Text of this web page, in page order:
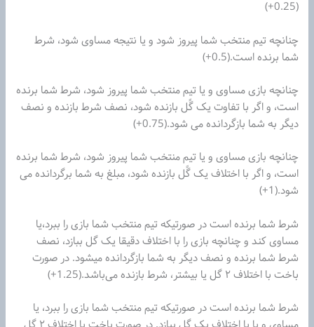
(0.25+)
چنانچه تیم‌ منتخب شما پیروز شود و یا نتیجه مساوی شود، شرط
شما برنده است.(0.5+)
چنانچه بازی مساوی و یا تیم‌ منتخب شما پیروز شود، شرط شما برنده
است، و اگر با تفاوت یک گًل بازنده شود، نصف شرط بازنده و نصف
دیگر به شما بازگردانده می شود.(0.75+)
چنانچه بازی مساوی و یا تیم‌ منتخب شما پیروز شود، شرط شما برنده
است، و اگر با اختلاف یک گًل بازنده شود، مبلغ به شما برگردانده می
شود.(1+)
شرط شما برنده است در صورتیکه تیم منتخب شما بازی را ببرد،یا
مساوی کند و چنانچه بازی را با اختلاف دقیقا یک گل ببازد، نصف
شرط شما برنده و نصف دیگر به شما بازگردانده میشود. در صورت
باخت با اختلاف ۲ گل یا بیشتر، شرط بازنده می‌باشد.(1.25+)
شرط شما برنده است در صورتیکه تیم منتخب شما بازی را ببرد، یا